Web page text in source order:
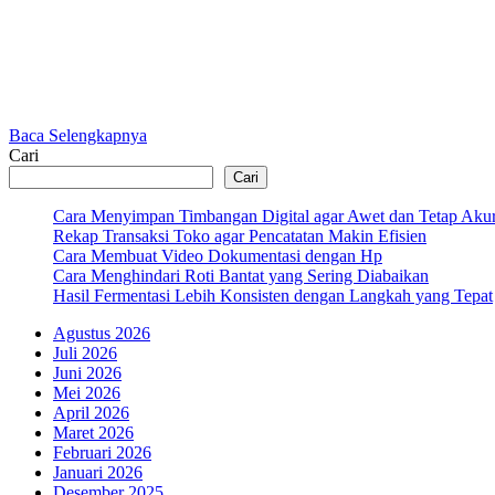
Baca Selengkapnya
Cari
Cari
Cara Menyimpan Timbangan Digital agar Awet dan Tetap
Rekap Transaksi Toko agar Pencatatan Makin Efisien
Cara Membuat Video Dokumentasi dengan Hp
Cara Menghindari Roti Bantat yang Sering Diabaikan
Hasil Fermentasi Lebih Konsisten dengan Langkah yang Tepat
Agustus 2026
Juli 2026
Juni 2026
Mei 2026
April 2026
Maret 2026
Februari 2026
Januari 2026